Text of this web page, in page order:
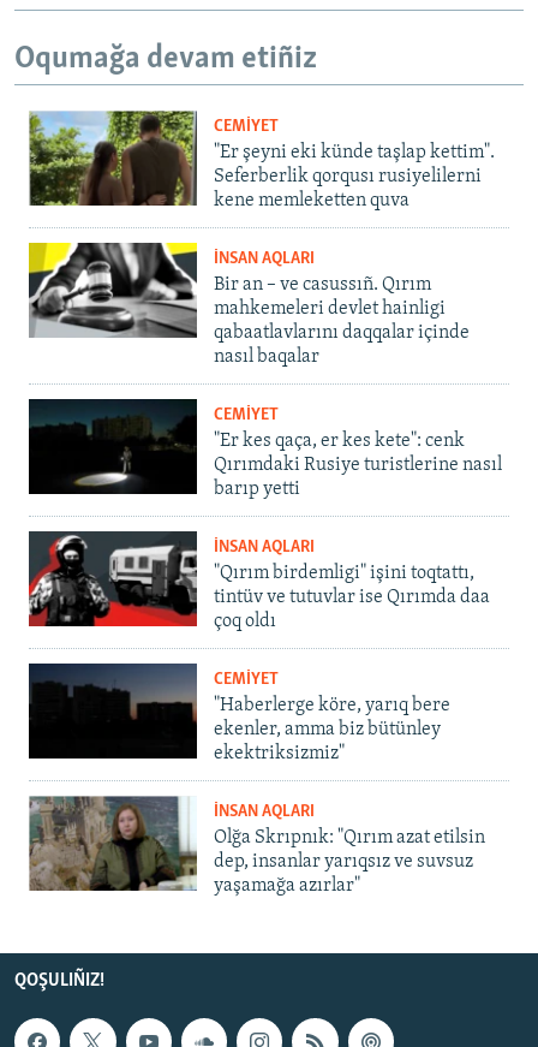
Oqumağa devam etiñiz
CEMİYET
"Er şeyni eki künde taşlap kettim".
Seferberlik qorqusı rusiyelilerni
kene memleketten quva
İNSAN AQLARI
Bir an – ve casussıñ. Qırım
mahkemeleri devlet hainligi
qabaatlavlarını daqqalar içinde
nasıl baqalar
CEMİYET
"Er kes qaça, er kes kete": cenk
Qırımdaki Rusiye turistlerine nasıl
barıp yetti
İNSAN AQLARI
"Qırım birdemligi" işini toqtattı,
tintüv ve tutuvlar ise Qırımda daa
çoq oldı
CEMİYET
"Haberlerge köre, yarıq bere
ekenler, amma biz bütünley
ekektriksizmiz"
İNSAN AQLARI
Olğa Skrıpnık: "Qırım azat etilsin
dep, insanlar yarıqsız ve suvsuz
yaşamağa azırlar"
QOŞULIÑIZ!